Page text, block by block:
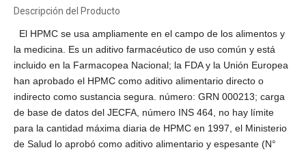
Descripción del Producto
El HPMC se usa ampliamente en el campo de los alimentos y
la medicina. Es un aditivo farmacéutico de uso común y está
incluido en la Farmacopea Nacional; la FDA y la Unión Europea
han aprobado el HPMC como aditivo alimentario directo o
indirecto como sustancia segura. número: GRN 000213; carga
de base de datos del JECFA, número INS 464, no hay límite
para la cantidad máxima diaria de HPMC en 1997, el Ministerio
de Salud lo aprobó como aditivo alimentario y espesante (N°